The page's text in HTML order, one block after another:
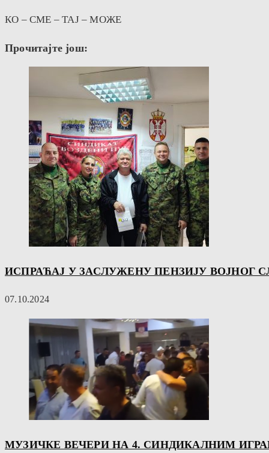
КО – СМЕ – ТАЈ – МОЖЕ
Прочитајте још:
ИСПРАЋАЈ У ЗАСЛУЖЕНУ ПЕНЗИЈУ
07.10.2024
МУЗИЧКЕ ВЕЧЕРИ НА 4. СИНДИКАЛНИМ